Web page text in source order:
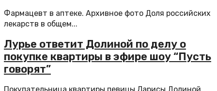
Фармацевт в аптеке. Архивное фото Доля российских
лекарств в общем...
Лурье ответит Долиной по делу о
покупке квартиры в эфире шоу “Пусть
говорят”